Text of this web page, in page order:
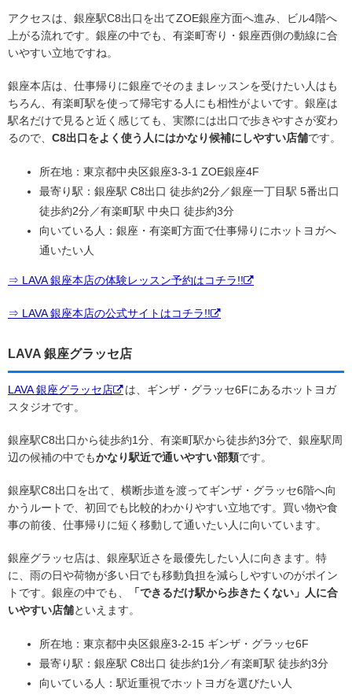
アクセスは、銀座駅C8出口を出てZOE銀座方面へ進み、ビル4階へ
上がる流れです。銀座の中でも、有楽町寄り・銀座西側の動線に合
いやすい立地ですね。
銀座本店は、仕事帰りに銀座でそのままレッスンを受けたい人はも
ちろん、有楽町駅を使って帰宅する人にも相性がよいです。銀座は
駅名だけで見ると近く感じても、実際には出口で歩きやすさが変わ
るので、 C8出口をよく使う人にはかなり候補にしやすい店舗です。
所在地：東京都中央区銀座3-3-1 ZOE銀座4F
最寄り駅：銀座駅 C8出口 徒歩約2分／銀座一丁目駅 5番出口
徒歩約2分／有楽町駅 中央口 徒歩約3分
向いている人：銀座・有楽町方面で仕事帰りにホットヨガへ
通いたい人
⇒ LAVA 銀座本店の体験レッスン予約はコチラ!!
⇒ LAVA 銀座本店の公式サイトはコチラ!!
LAVA 銀座グラッセ店
LAVA 銀座グラッセ店
は、ギンザ・グラッセ6Fにあるホットヨガ
スタジオです。
銀座駅C8出口から徒歩約1分、有楽町駅から徒歩約3分で、銀座駅周
辺の候補の中でもかなり駅近で通いやすい部類です。
銀座駅C8出口を出て、横断歩道を渡ってギンザ・グラッセ6階へ向
かうルートで、初回でも比較的わかりやすい立地です。買い物や食
事の前後、仕事帰りに短く移動して通いたい人に向いています。
銀座グラッセ店は、銀座駅近さを最優先したい人に向きます。特
に、雨の日や荷物が多い日でも移動負担を減らしやすいのがポイン
トです。銀座の中でも、
「できるだけ駅から歩きたくない」人に合
いやすい店舗といえます。
所在地：東京都中央区銀座3-2-15 ギンザ・グラッセ6F
最寄り駅：銀座駅 C8出口 徒歩約1分／有楽町駅 徒歩約3分
向いている人：駅近重視でホットヨガを選びたい人